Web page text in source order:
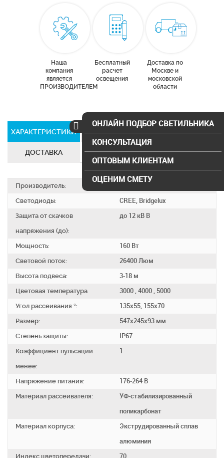
Наша
компания
является
ПРОИЗВОДИТЕЛЕМ
Бесплатный
расчет
освещения
Доставка по
Москве и
московской
области
ХАРАКТЕРИСТИКИ СЕРТИФИКАТЫ
ДОСТАВКА
Производитель:
Светодиоды:
CREE, Bridgelux
Защита от скачков
напряжения (до):
до 12 кВ В
Мощность:
160 Вт
Световой поток:
26400 Люм
Высота подвеса:
3-18 м
Цветовая температура
3000 , 4000 , 5000
Угол рассеивания °:
135х55, 155х70
Размер:
547x245x93 мм
Степень защиты:
IP67
Коэффициент пульсаций
менее:
1
Напряжение питания:
176-264 В
Материал рассеивателя:
УФ-стабилизированный
поликарбонат
Материал корпуса:
Экструдированный сплав
алюминия
Индекс цветопередачи:
70
ОНЛАЙН ПОДБОР СВЕТИЛЬНИКА
КОНСУЛЬТАЦИЯ
ОПТОВЫМ КЛИЕНТАМ
ОЦЕНИМ СМЕТУ